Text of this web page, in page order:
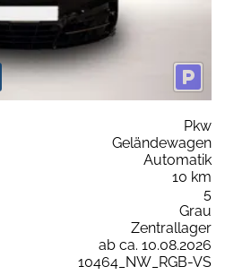
Pkw
Geländewagen
Automatik
10 km
5
Grau
Zentrallager
ab ca. 10.08.2026
10464_NW_RGB-VS